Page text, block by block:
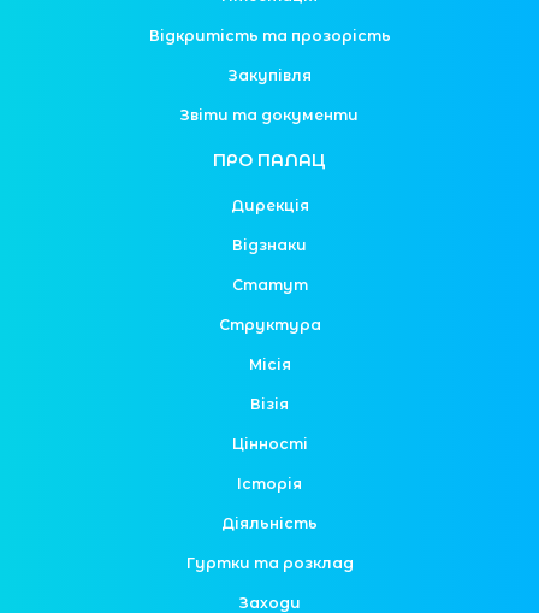
Відкритість та прозорість
Закупівля
Звіти та документи
ПРО ПАЛАЦ
Дирекція
Відзнаки
Статут
Структура
Місія
Візія
Цінності
Історія
Діяльність
Гуртки та розклад
Заходи